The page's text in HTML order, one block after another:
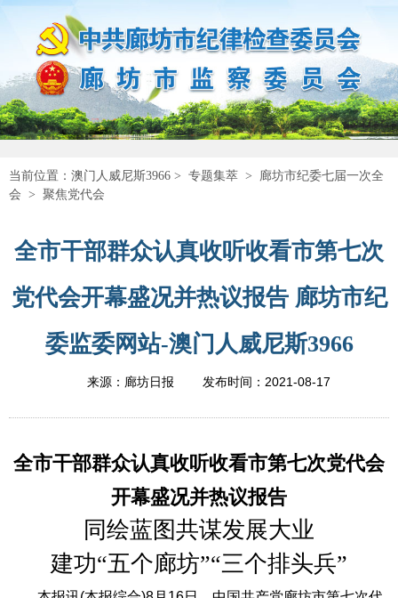
当前位置： 澳门人威尼斯3966 > 专题集萃 > 廊坊市纪委七届一次全
会 > 聚焦党代会
全市干部群众认真收听收看市第七次
党代会开幕盛况并热议报告 廊坊市纪
委监委网站-澳门人威尼斯3966
来源：廊坊日报 发布时间： 2021-08-17
全市干部群众认真收听收看市第七次党代会
开幕盛况并热议报告
同绘蓝图共谋发展大业
建功“五个廊坊”“三个排头兵”